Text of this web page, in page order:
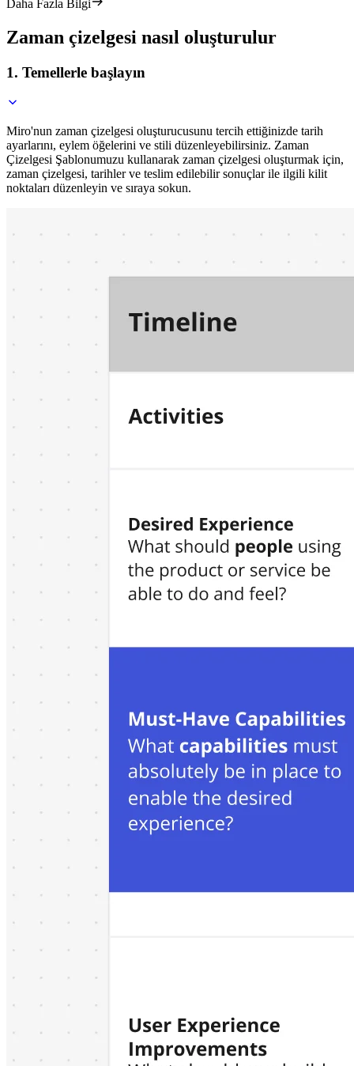
Daha Fazla Bilgi
Zaman çizelgesi nasıl oluşturulur
1. Temellerle başlayın
Miro'nun zaman çizelgesi oluşturucusunu tercih ettiğinizde tarih
ayarlarını, eylem öğelerini ve stili düzenleyebilirsiniz. Zaman
Çizelgesi Şablonumuzu kullanarak zaman çizelgesi oluşturmak için,
zaman çizelgesi, tarihler ve teslim edilebilir sonuçlar ile ilgili kilit
noktaları düzenleyin ve sıraya sokun.